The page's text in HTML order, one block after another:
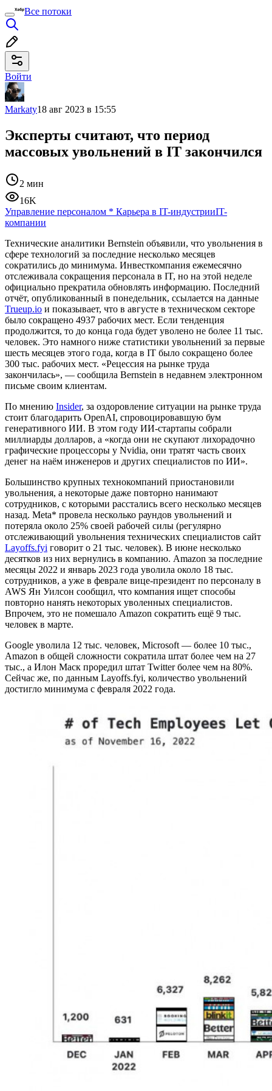
Все потоки
Войти
Markaty18 авг 2023 в 15:55
Эксперты считают, что период
массовых увольнений в IT закончился
2 мин
16K
Управление персоналом * Карьера в IT-индустрииIT-
компании
Технические аналитики Bernstein объявили, что увольнения в
сфере технологий за последние несколько месяцев
сократились до минимума. Инвесткомпания ежемесячно
отслеживала сокращения персонала в IT, но на этой неделе
официально прекратила обновлять информацию. Последний
отчёт, опубликованный в понедельник, ссылается на данные
Trueup.io и показывает, что в августе в техническом секторе
было сокращено 4937 рабочих мест. Если тенденция
продолжится, то до конца года будет уволено не более 11 тыс.
человек. Это намного ниже статистики увольнений за первые
шесть месяцев этого года, когда в IT было сокращено более
300 тыс. рабочих мест. «Рецессия на рынке труда
закончилась», — сообщила Bernstein в недавнем электронном
письме своим клиентам.
По мнению Insider, за оздоровление ситуации на рынке труда
стоит благодарить OpenAI, спровоцировавшую бум
генеративного ИИ. В этом году ИИ-стартапы собрали
миллиарды долларов, а «когда они не скупают лихорадочно
графические процессоры у Nvidia, они тратят часть своих
денег на наём инженеров и других специалистов по ИИ».
Большинство крупных технокомпаний приостановили
увольнения, а некоторые даже повторно нанимают
сотрудников, с которыми расстались всего несколько месяцев
назад. Meta* провела несколько раундов увольнений и
потеряла около 25% своей рабочей силы (регулярно
отслеживающий увольнения технических специалистов сайт
Layoffs.fyi говорит о 21 тыс. человек). В июне несколько
десятков из них вернулись в компанию. Amazon за последние
месяцы 2022 и январь 2023 года уволила около 18 тыс.
сотрудников, а уже в феврале вице-президент по персоналу в
AWS Ян Уилсон сообщил, что компания ищет способы
повторно нанять некоторых уволенных специалистов.
Впрочем, это не помешало Amazon сократить ещё 9 тыс.
человек в марте.
Google уволила 12 тыс. человек, Microsoft — более 10 тыс.,
Amazon в общей сложности сократила штат более чем на 27
тыс., а Илон Маск проредил штат Twitter более чем на 80%.
Сейчас же, по данным Layoffs.fyi, количество увольнений
достигло минимума с февраля 2022 года.